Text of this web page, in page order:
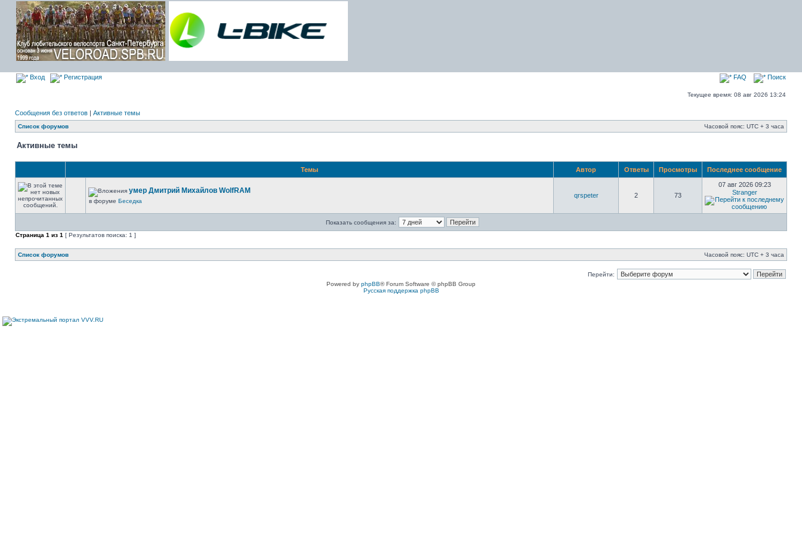
Вход Регистрация FAQ Поиск
Текущее время: 08 авг 2026 13:24
Сообщения без ответов | Активные темы
Список форумов Часовой пояс: UTC + 3 часа
Активные темы
Темы Автор Ответы Просмотры Последнее сообщение
умер Дмитрий Михайлов WolfRAM
в форуме Беседка
qrspeter 2 73
07 авг 2026 09:23
Stranger
Показать сообщения за:
Страница 1 из 1 [ Результатов поиска: 1 ]
Список форумов Часовой пояс: UTC + 3 часа
Перейти:
Powered by phpBB® Forum Software © phpBB Group
Русская поддержка phpBB